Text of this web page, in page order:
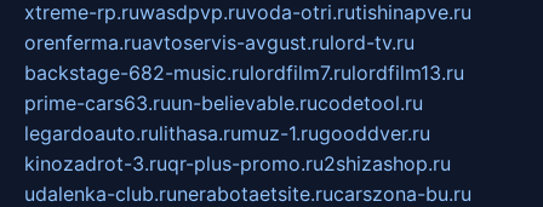
xtreme-rp.ruwasdpvp.ruvoda-otri.rutishinapve.ru
orenferma.ruavtoservis-avgust.rulord-tv.ru
backstage-682-music.rulordfilm7.rulordfilm13.ru
prime-cars63.ruun-believable.rucodetool.ru
legardoauto.rulithasa.rumuz-1.rugooddver.ru
kinozadrot-3.ruqr-plus-promo.ru2shizashop.ru
udalenka-club.runerabotaetsite.rucarszona-bu.ru